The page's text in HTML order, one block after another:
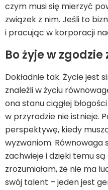
czym musi się mierzyć
związek z nim. Jeśli to
i pracując w korporacji
Bo żyje w zgodzie
Dokładnie tak. Życie jest
znaleźli w życiu
ona stanu ciągłej
w przyrodzie nie istnieje.
perspektywę, kiedy
wyzwaniom. Równowaga
zachwieje i dzięki temu są
zrozumiałam, że nie ma
swój talent – jeden jest